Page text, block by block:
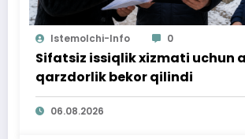
Istemolchi-Info 0
Sifatsiz issiqlik xizmati uchun
qarzdorlik bekor qilindi
06.08.2026